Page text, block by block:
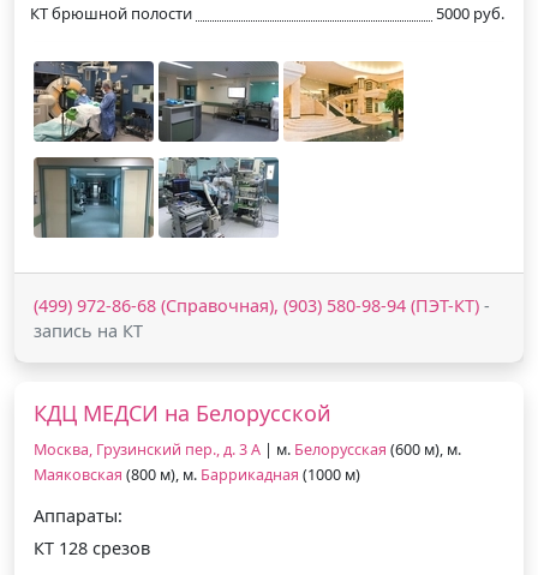
КТ брюшной полости 5000 руб.
(499) 972-86-68 (Справочная), (903) 580-98-94 (ПЭТ-КТ) -
запись на КТ
КДЦ МЕДСИ на Белорусской
Москва, Грузинский пер., д. 3 А | м. Белорусская (600 м), м.
Маяковская (800 м), м. Баррикадная (1000 м)
Аппараты:
КТ 128 срезов